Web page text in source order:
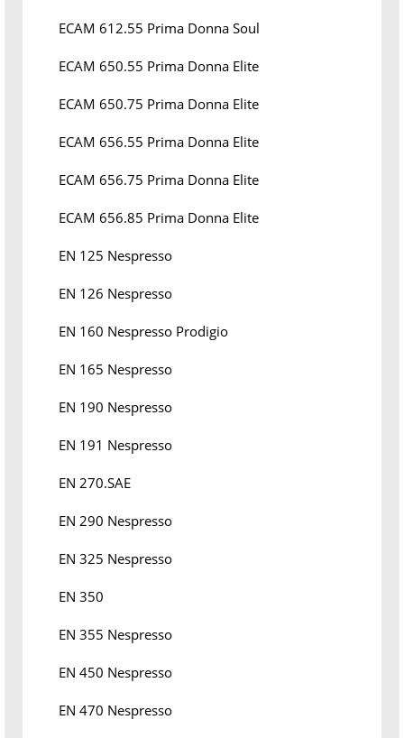
ECAM 612.55 Prima Donna Soul
ECAM 650.55 Prima Donna Elite
ECAM 650.75 Prima Donna Elite
ECAM 656.55 Prima Donna Elite
ECAM 656.75 Prima Donna Elite
ECAM 656.85 Prima Donna Elite
EN 125 Nespresso
EN 126 Nespresso
EN 160 Nespresso Prodigio
EN 165 Nespresso
EN 190 Nespresso
EN 191 Nespresso
EN 270.SAE
EN 290 Nespresso
EN 325 Nespresso
EN 350
EN 355 Nespresso
EN 450 Nespresso
EN 470 Nespresso